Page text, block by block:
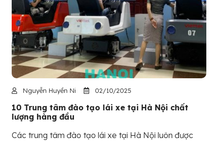
Nguyễn Huyền Ni 02/10/2025
10 Trung tâm đào tạo lái xe tại Hà Nội chất
lượng hàng đầu
Các trung tâm đào tạo lái xe tại Hà Nội luôn được